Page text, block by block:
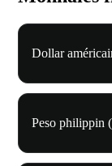
Dollar
Peso philippin